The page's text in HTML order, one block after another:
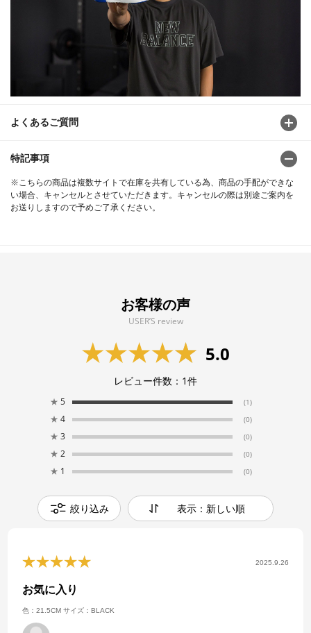
よくあるご質問
特記事項
※こちらの商品は複数サイトで在庫を共有している為、商品の手配ができな
い場合、キャンセルとさせていただきます。キャンセルの際は別途ご案内を
お送りしますので予めご了承ください。
お客様の声
USER’S review
5.0
レビュー件数： 1件
★ 5 (1)
★ 4 (0)
★ 3 (0)
★ 2 (0)
★ 1 (0)
絞り込み 表示：新しい順
2025.9.26
お気に入り
色：21.5CM サイズ：BLACK